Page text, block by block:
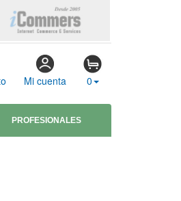
Mi cuenta 0
PROFESIONALES